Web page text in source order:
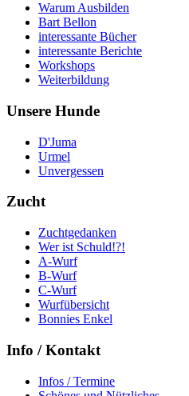
Warum Ausbilden
Bart Bellon
interessante Bücher
interessante Berichte
Workshops
Weiterbildung
Unsere Hunde
D'Juma
Urmel
Unvergessen
Zucht
Zuchtgedanken
Wer ist Schuld!?!
A-Wurf
B-Wurf
C-Wurf
Wurfübersicht
Bonnies Enkel
Info / Kontakt
Infos / Termine